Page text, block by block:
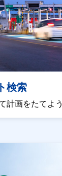
検索
計画をたてよう